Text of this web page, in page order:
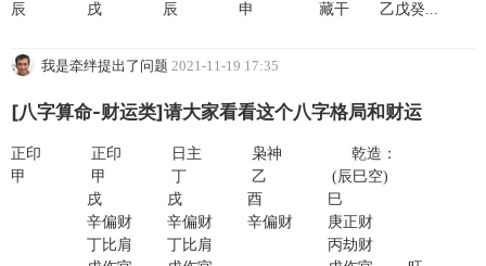
辰 戌 辰 申 藏干 乙戊癸...
我是牵绊提出了问题 2021-11-19 17:35
[八字算命-财运类]请大家看看这个八字格局和财运
正印 正印 日主 枭神 乾造：
甲 甲 丁 乙 (辰巳空)
戌 戌 酉 巳
辛偏财 辛偏财 辛偏财 庚正财
丁比肩 丁比肩 丙劫财